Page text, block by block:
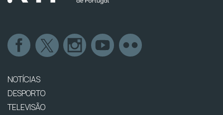
NOTÍCIAS
DESPORTO
TELEVISÃO